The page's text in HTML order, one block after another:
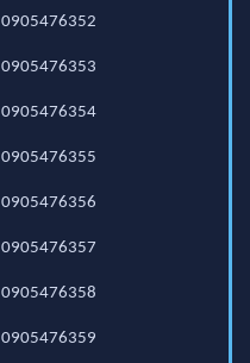
0905476352
0905476353
0905476354
0905476355
0905476356
0905476357
0905476358
0905476359